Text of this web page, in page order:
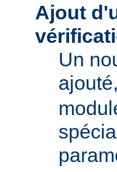
Ajout
Un
ajouté,